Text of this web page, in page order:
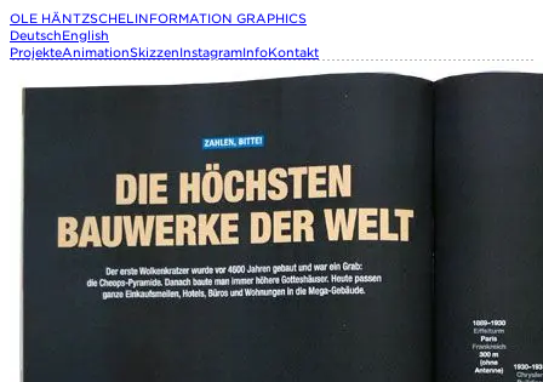
OLE HÄNTZSCHEL INFORMATION GRAPHICS
DeutschEnglish
ProjekteAnimationSkizzenInstagramInfoKontakt